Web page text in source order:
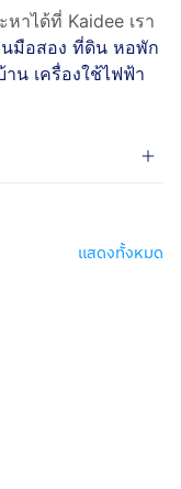
าได้ที่ Kaidee เรา
มือสอง ที่ดิน หอพัก
าน เครื่องใช้ไฟฟ้า
แสดงทั้งหมด